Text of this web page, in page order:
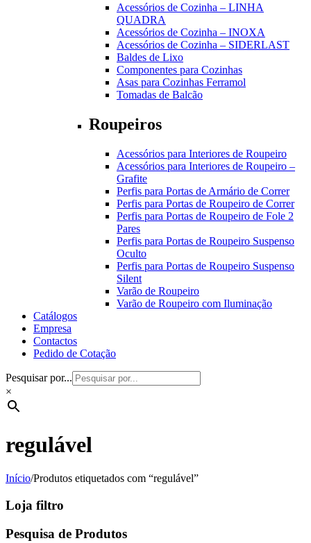
Acessórios de Cozinha – LINHA
QUADRA
Acessórios de Cozinha – INOXA
Acessórios de Cozinha – SIDERLAST
Baldes de Lixo
Componentes para Cozinhas
Asas para Cozinhas Ferramol
Tomadas de Balcão
Roupeiros
Acessórios para Interiores de Roupeiro
Acessórios para Interiores de Roupeiro –
Grafite
Perfis para Portas de Armário de Correr
Perfis para Portas de Roupeiro de Correr
Perfis para Portas de Roupeiro de Fole 2
Pares
Perfis para Portas de Roupeiro Suspenso
Oculto
Perfis para Portas de Roupeiro Suspenso
Silent
Varão de Roupeiro
Varão de Roupeiro com Iluminação
Catálogos
Empresa
Contactos
Pedido de Cotação
Pesquisar por...
×
regulável
Início/Produtos etiquetados com “regulável”
Loja filtro
Pesquisa de Produtos